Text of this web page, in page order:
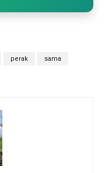
perak sama